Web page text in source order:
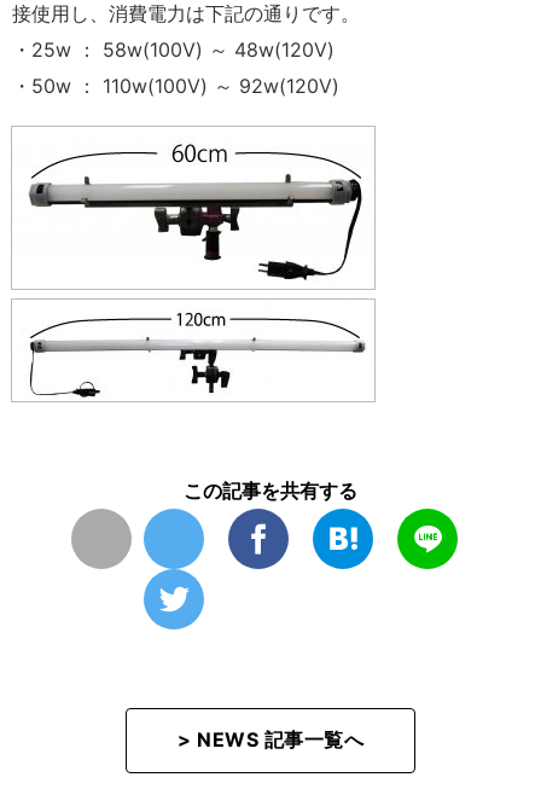
接使用し、消費電力は下記の通りです。
・25w ： 58w(100V) ～ 48w(120V)
・50w ： 110w(100V) ～ 92w(120V)
この記事を共有する
> NEWS 記事一覧へ